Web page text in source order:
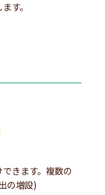
す。
きます。複数の
の増設)